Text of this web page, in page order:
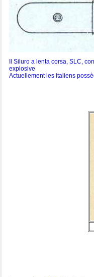
Il Siluro a lenta corsa, SLC,
explosive
Actuellement les italiens